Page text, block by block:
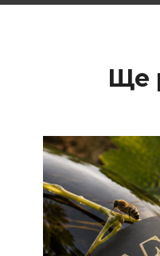
Ще
Етикетки
Дизайн
етикетки
Felicita